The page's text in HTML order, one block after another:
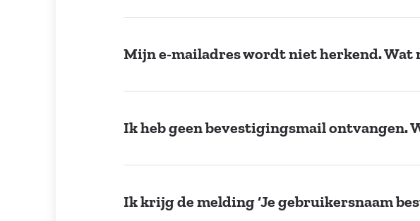
Mijn e-mailadres wordt niet herkend. Wat
Ik heb geen bevestigingsmail ontvangen.
Ik krijg de melding ‘Je gebruikersnaam